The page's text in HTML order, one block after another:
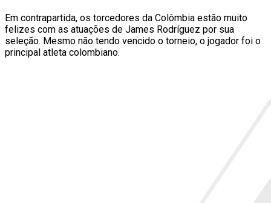
Em contrapartida, os torcedores da Colômbia estão muito
felizes com as atuações de James Rodríguez por sua
seleção. Mesmo não tendo vencido o torneio, o jogador foi o
principal atleta colombiano.